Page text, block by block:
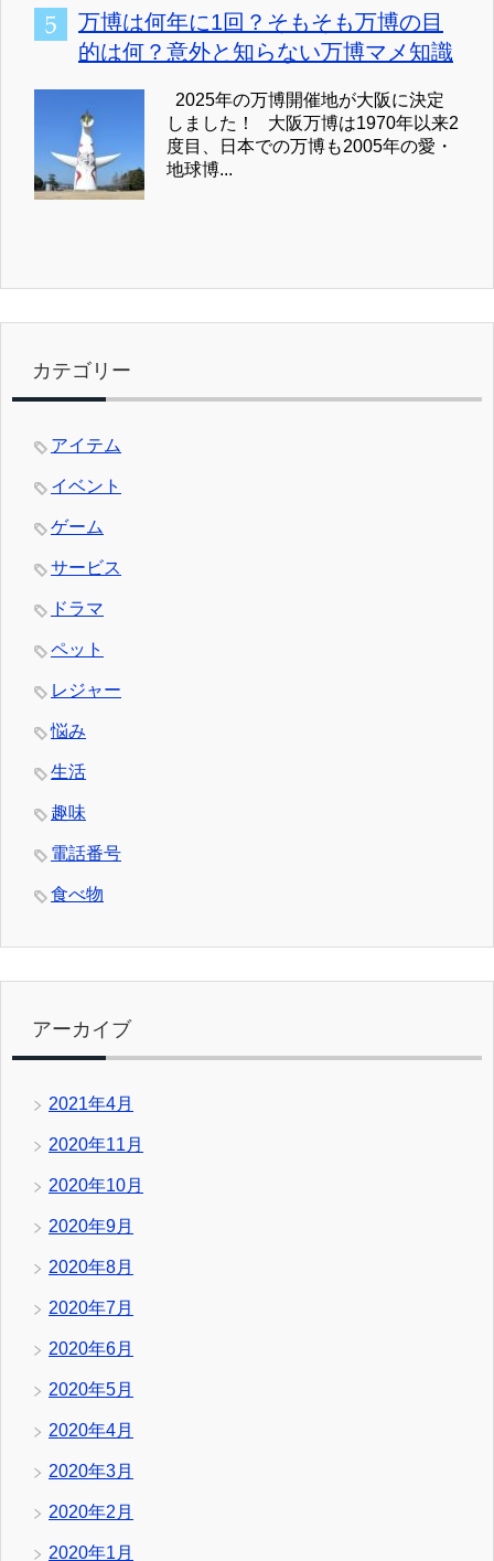
万博は何年に1回？そもそも万博の目
的は何？意外と知らない万博マメ知識
2025年の万博開催地が大阪に決定
しました！ 大阪万博は1970年以来2
度目、日本での万博も2005年の愛・
地球博...
カテゴリー
アイテム
イベント
ゲーム
サービス
ドラマ
ペット
レジャー
悩み
生活
趣味
電話番号
食べ物
アーカイブ
2021年4月
2020年11月
2020年10月
2020年9月
2020年8月
2020年7月
2020年6月
2020年5月
2020年4月
2020年3月
2020年2月
2020年1月